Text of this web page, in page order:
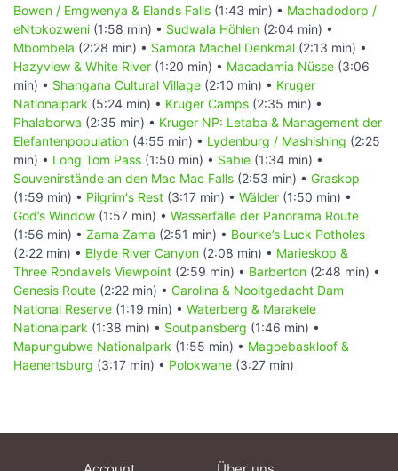
Bowen / Emgwenya & Elands Falls (1:43 min) • Machadodorp /
eNtokozweni (1:58 min) • Sudwala Höhlen (2:04 min) •
Mbombela (2:28 min) • Samora Machel Denkmal (2:13 min) •
Hazyview & White River (1:20 min) • Macadamia Nüsse (3:06
min) • Shangana Cultural Village (2:10 min) • Kruger
Nationalpark (5:24 min) • Kruger Camps (2:35 min) •
Phalaborwa (2:35 min) • Kruger NP: Letaba & Management der
Elefantenpopulation (4:55 min) • Lydenburg / Mashishing (2:25
min) • Long Tom Pass (1:50 min) • Sabie (1:34 min) •
Souvenirstände an den Mac Mac Falls (2:53 min) • Graskop
(1:59 min) • Pilgrim's Rest (3:17 min) • Wälder (1:50 min) •
God’s Window (1:57 min) • Wasserfälle der Panorama Route
(1:56 min) • Zama Zama (2:51 min) • Bourke’s Luck Potholes
(2:22 min) • Blyde River Canyon (2:08 min) • Marieskop &
Three Rondavels Viewpoint (2:59 min) • Barberton (2:48 min) •
Genesis Route (2:22 min) • Carolina & Nooitgedacht Dam
National Reserve (1:19 min) • Waterberg & Marakele
Nationalpark (1:38 min) • Soutpansberg (1:46 min) •
Mapungubwe Nationalpark (1:55 min) • Magoebaskloof &
Haenertsburg (3:17 min) • Polokwane (3:27 min)